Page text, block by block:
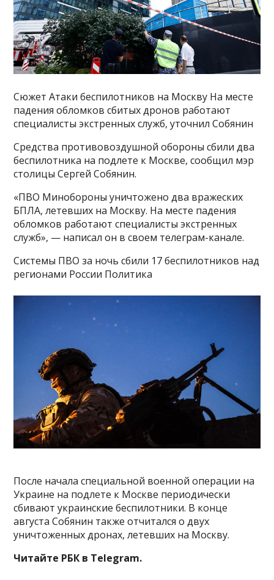
Сюжет Атаки беспилотников на Москву На месте
падения обломков сбитых дронов работают
специалисты экстренных служб, уточнил Собянин
Средства противовоздушной обороны сбили два
беспилотника на подлете к Москве, сообщил мэр
столицы Сергей Собянин.
«ПВО Минобороны уничтожено два вражеских
БПЛА, летевших на Москву. На месте падения
обломков работают специалисты экстренных
служб», — написал он в своем телеграм-канале.
Системы ПВО за ночь сбили 17 беспилотников над
регионами России Политика
После начала специальной военной операции на
Украине на подлете к Москве периодически
сбивают украинские беспилотники. В конце
августа Собянин также отчитался о двух
уничтоженных дронах, летевших на Москву.
Читайте РБК в Telegram.